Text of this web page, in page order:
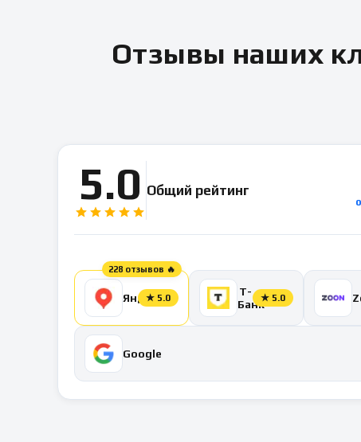
Отзывы наших
5.0 Общий рейтинг
228 отзывов 🔥
Яндекс
★ 5.0
Т-
Банк★ 5.0
Google